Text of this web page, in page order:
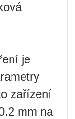
je
zařízení
mm na